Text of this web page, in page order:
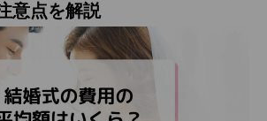
意点を解説